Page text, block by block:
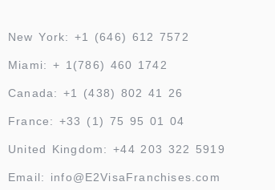
New York: +1 (646) 612 7572
Miami: + 1(786) 460 1742
Canada: +1 (438) 802 41 26
France: +33 (1) 75 95 01 04
United Kingdom: +44 203 322 5919
Email: info@E2VisaFranchises.com